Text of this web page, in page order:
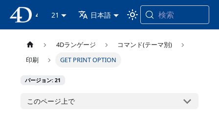
21 日本語 検索
4Dランゲージ
コマンド(テーマ別)
印刷
GET PRINT OPTION
バージョン: 21
このページ上で